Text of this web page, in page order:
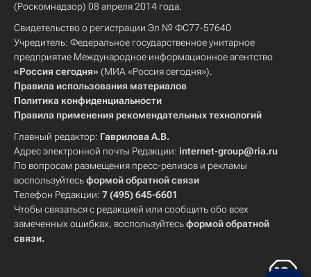
(Роскомнадзор) 08 апреля 2014 года.
Свидетельство о регистрации Эл № ФС77-57640
Учредитель: Федеральное государственное унитарное
предприятие Международное информационное агентство
«Россия сегодня» (МИА «Россия сегодня»).
Правила использования материалов
Политика конфиденциальности
Правила применения рекомендательных технологий
Главный редактор: Гаврилова А.В.
Адрес электронной почты Редакции: internet-group@ria.ru
По вопросам размещения пресс-релизов и рекламы
воспользуйтесьформой обратной связи
Телефон Редакции: 7 (495) 645-6601
Чтобы связаться с редакцией или сообщить обо всех
замеченных ошибках, воспользуйтесьформой обратной
связи.